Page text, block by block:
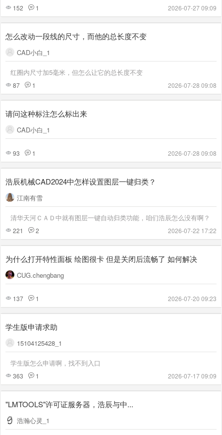
152 1 2026-07-27 09:09
怎么改动一段线的尺寸，而他的总长度不变
CAD小白_1
红圈内尺寸加5毫米，但怎么让它的总长度不变
87 1 2026-07-28 09:08
请问这种标注怎么标出来
CAD小白_1
93 1 2026-07-28 09:08
浩辰机械CAD2024中怎样设置图层一键归类？
江南有雪
清华天河ＣＡＤ中就有图层一键自动归类功能，咱们浩辰怎么没有啊？
221 2 2026-07-22 17:22
为什么打开特性面板 绘图很卡 但是关闭后流畅了 如何解决
CUG.chengbang
137 1 2026-07-20 09:23
学生版申请求助
15104125428_1
学生版怎么申请啊，找不到入口
363 1 2026-07-17 09:09
"LMTOOLS"许可证服务器，浩辰与中...
浩瀚心灵_1